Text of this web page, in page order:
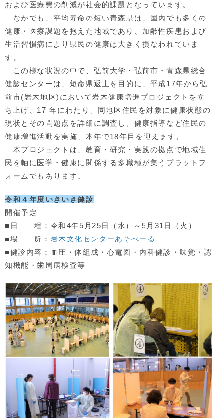
および医療費の削減が社会的課題となっています。
なかでも、平均寿命の短い青森県は、国内でも多くの
健康・医療課題を抱えた地域であり、加齢性疾患および
生活習慣病により県民の健康は大きく損なわれていま
す。
この様な状況の中で、弘前大学・弘前市・青森県総合
健診センターは、短命県返上を目的に、平成17年から弘
前市(岩木地区)において岩木健康増進プロジェクトを立
ち上げ、17 年にわたり、同地区住民を対象に健康状態の
現状とその問題点を詳細に調査し、健康指導など住民の
健康増進活動を実施、本年で18年目を迎えます。
本プロジェクトは、教育・研究・実践の拠点で地域住
民を軸に医学・健康に関係する多職種が集うプラットフ
ォームでもあります。
令和４年度いきいき健診
開催予定
■日 程：令和4年5月25日（水）～5月31日（火）
■場 所： 岩木文化センターあそべーる
■健診内容：血圧・体組成・心電図・内科健診・味覚・認
知機能・歯周病検査等